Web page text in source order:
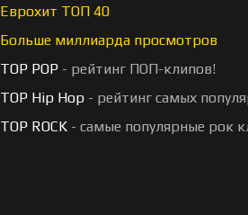
Еврохит ТОП 40
Больше миллиарда просмотров
TOP POP - рейтинг ПОП-клипов!
TOP Hip Hop - рейтинг самых
TOP ROCK - самые популярные рок